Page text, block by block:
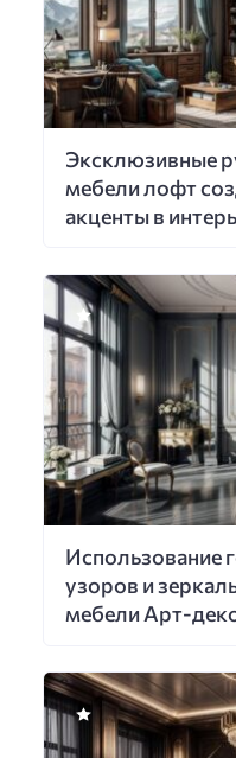
Эксклюзивные
мебели лофт
акценты в
Использование
узоров и
мебели Арт-